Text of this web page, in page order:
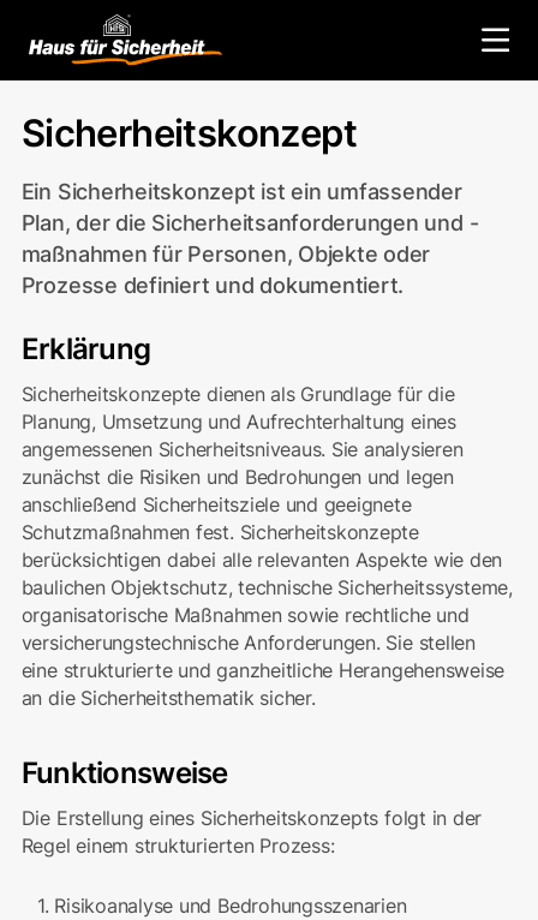
Zurück zum Glossar
Sicherheitskonzept
Ein Sicherheitskonzept ist ein umfassender
Plan, der die Sicherheitsanforderungen und -
maßnahmen für Personen, Objekte oder
Prozesse definiert und dokumentiert.
Erklärung
Sicherheitskonzepte dienen als Grundlage für die
Planung, Umsetzung und Aufrechterhaltung eines
angemessenen Sicherheitsniveaus. Sie analysieren
zunächst die Risiken und Bedrohungen und legen
anschließend Sicherheitsziele und geeignete
Schutzmaßnahmen fest. Sicherheitskonzepte
berücksichtigen dabei alle relevanten Aspekte wie den
baulichen Objektschutz, technische Sicherheitssysteme,
organisatorische Maßnahmen sowie rechtliche und
versicherungstechnische Anforderungen. Sie stellen
eine strukturierte und ganzheitliche Herangehensweise
an die Sicherheitsthematik sicher.
Funktionsweise
Die Erstellung eines Sicherheitskonzepts folgt in der
Regel einem strukturierten Prozess:
Risikoanalyse und Bedrohungsszenarien